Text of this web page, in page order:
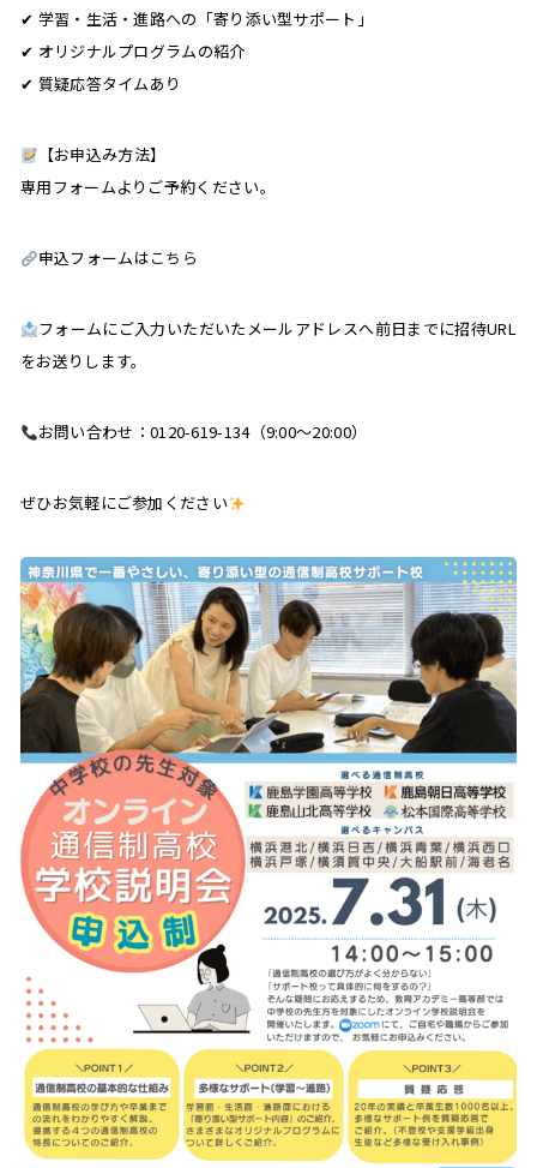
✔ 学習・生活・進路への「寄り添い型サポート」
✔ オリジナルプログラムの紹介
✔ 質疑応答タイムあり
【お申込み方法】
専用フォームよりご予約ください。
申込フォームはこちら
フォームにご入力いただいたメールアドレスへ前日までに招待URL
をお送りします。
お問い合わせ：0120-619-134（9:00～20:00）
ぜひお気軽にご参加ください